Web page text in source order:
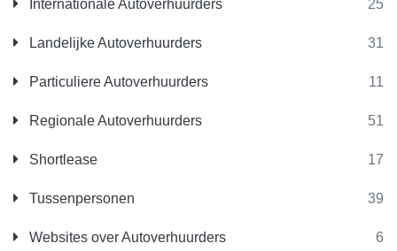
Internationale Autoverhuurders 25
Landelijke Autoverhuurders 31
Particuliere Autoverhuurders 11
Regionale Autoverhuurders 51
Shortlease 17
Tussenpersonen 39
Websites over Autoverhuurders 6